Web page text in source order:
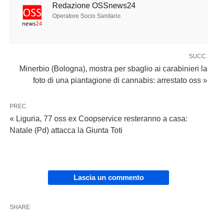
Redazione OSSnews24
Operatore Socio Sanitario
SUCC.
Minerbio (Bologna), mostra per sbaglio ai carabinieri la
foto di una piantagione di cannabis: arrestato oss »
PREC.
« Liguria, 77 oss ex Coopservice resteranno a casa:
Natale (Pd) attacca la Giunta Toti
Lascia un commento
SHARE